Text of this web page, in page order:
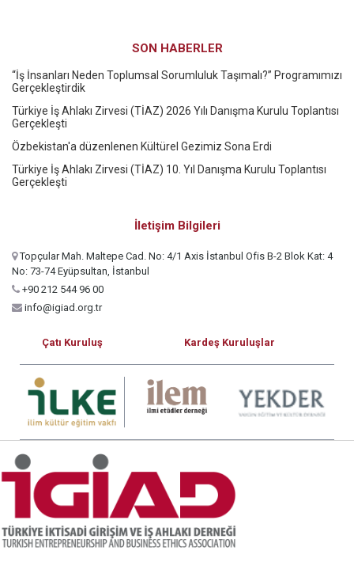
SON HABERLER
“İş İnsanları Neden Toplumsal Sorumluluk Taşımalı?” Programımızı
Gerçekleştirdik
Türkiye İş Ahlakı Zirvesi (TİAZ) 2026 Yılı Danışma Kurulu Toplantısı
Gerçekleşti
Özbekistan'a düzenlenen Kültürel Gezimiz Sona Erdi
Türkiye İş Ahlakı Zirvesi (TİAZ) 10. Yıl Danışma Kurulu Toplantısı
Gerçekleşti
İletişim Bilgileri
Topçular Mah. Maltepe Cad. No: 4/1 Axis İstanbul Ofis B-2 Blok Kat: 4
No: 73-74 Eyüpsultan, İstanbul
+90 212 544 96 00
info@igiad.org.tr
Çatı Kuruluş Kardeş Kuruluşlar